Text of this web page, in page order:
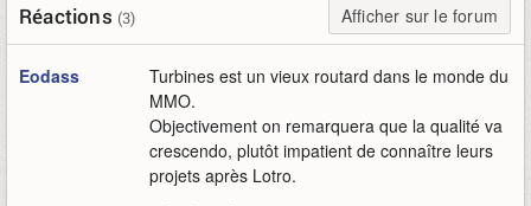
Réactions (3) Afficher sur le forum
Eodass
Turbines est un vieux routard dans le monde du
MMO.
Objectivement on remarquera que la qualité va
crescendo, plutôt impatient de connaître leurs
projets après Lotro.